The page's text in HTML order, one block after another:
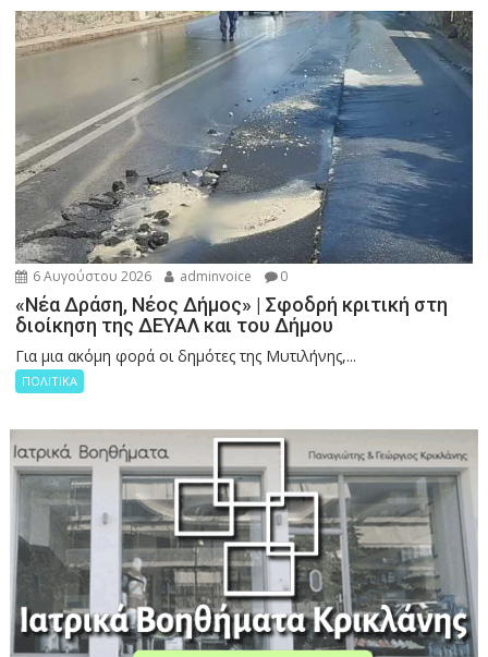
6 Αυγούστου 2026 adminvoice 0
«Νέα Δράση, Νέος Δήμος» | Σφοδρή κριτική στη
διοίκηση της ΔΕΥΑΛ και του Δήμου
Για μια ακόμη φορά οι δημότες της Μυτιλήνης,...
ΠΟΛΙΤΙΚΑ